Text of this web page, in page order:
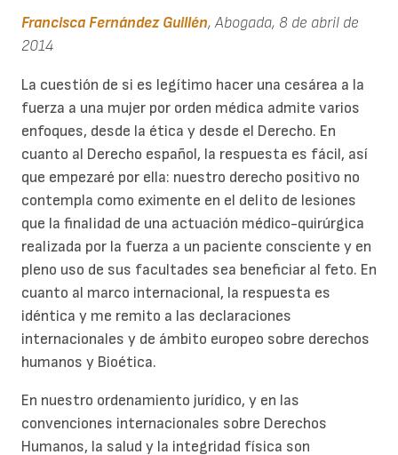
Francisca Fernández Guillén, Abogada, 8 de abril de
2014
La cuestión de si es legítimo hacer una cesárea a la
fuerza a una mujer por orden médica admite varios
enfoques, desde la ética y desde el Derecho. En
cuanto al Derecho español, la respuesta es fácil, así
que empezaré por ella: nuestro derecho positivo no
contempla como eximente en el delito de lesiones
que la finalidad de una actuación médico-quirúrgica
realizada por la fuerza a un paciente consciente y en
pleno uso de sus facultades sea beneficiar al feto. En
cuanto al marco internacional, la respuesta es
idéntica y me remito a las declaraciones
internacionales y de ámbito europeo sobre derechos
humanos y Bioética.
En nuestro ordenamiento jurídico, y en las
convenciones internacionales sobre Derechos
Humanos, la salud y la integridad física son